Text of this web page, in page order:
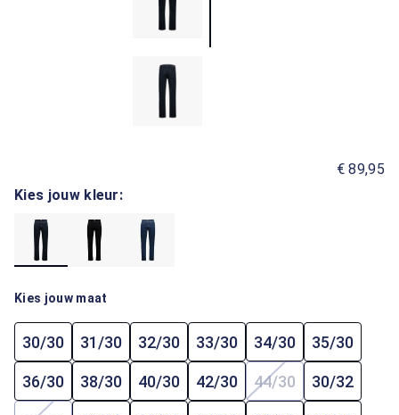
€ 89,95
Kies jouw kleur:
Kies jouw maat
30/30 31/30 32/30 33/30 34/30 35/30
36/30 38/30 40/30 42/30 44/30(Deze optie is
30/32